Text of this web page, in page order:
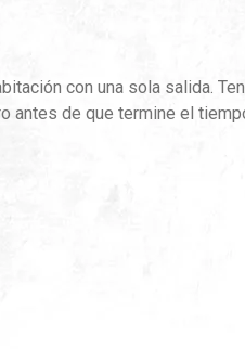
con una sola salida.
antes de que termine el